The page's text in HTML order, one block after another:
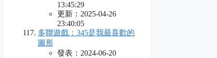
13:45:29
更新：2025-04-26
23:40:05
多聯遊戲：345是我最喜歡的
圖形
發表：2024-06-20